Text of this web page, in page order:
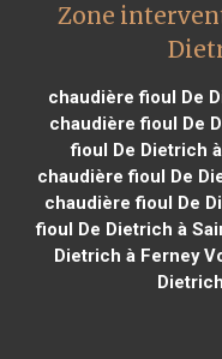
Zone
chaudière fioul De
chaudière fioul De
fioul De Dietrich
chaudière fioul De
chaudière fioul De
fioul De Dietrich à
Dietrich à Ferney